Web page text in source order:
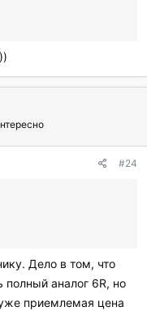
#24
Дело в том, что
полный аналог 6R, но
приемлемая цена